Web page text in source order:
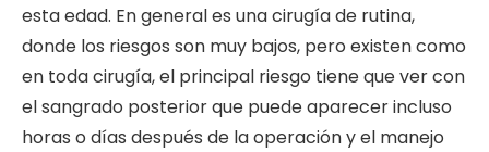
esta edad. En general es una cirugía de rutina,
donde los riesgos son muy bajos, pero existen como
en toda cirugía, el principal riesgo tiene que ver con
el sangrado posterior que puede aparecer incluso
horas o días después de la operación y el manejo